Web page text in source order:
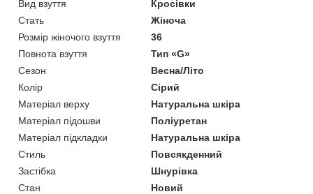
Вид взуття
Кросівки
Стать
Жіноча
Розмір жіночого взуття
36
Повнота взуття
Тип «G»
Сезон
Весна/Літо
Колір
Сірий
Матеріал верху
Натуральна шкіра
Матеріал підошви
Поліуретан
Матеріал підкладки
Натуральна шкіра
Стиль
Повсякденний
Застібка
Шнурівка
Стан
Новий